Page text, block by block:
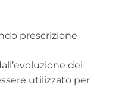
prescrizione
dei
utilizzato per